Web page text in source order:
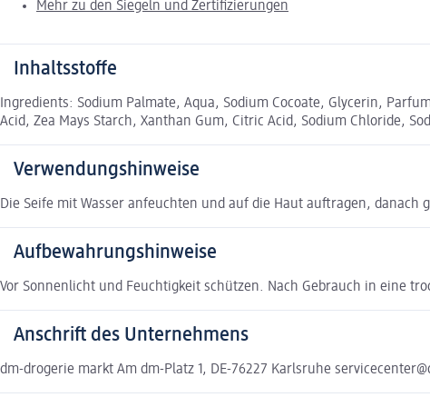
Mehr zu den Siegeln und Zertifizierungen
Inhaltsstoffe
Ingredients: Sodium Palmate, Aqua, Sodium Cocoate, Glycerin,
Acid, Zea Mays Starch, Xanthan Gum, Citric Acid, Sodium Chloride,
Verwendungshinweise
Die Seife mit Wasser anfeuchten und auf die Haut auftragen, danach
Aufbewahrungshinweise
Vor Sonnenlicht und Feuchtigkeit schützen. Nach Gebrauch in eine
Anschrift des Unternehmens
dm-drogerie markt Am dm-Platz 1, DE-76227 Karlsruhe